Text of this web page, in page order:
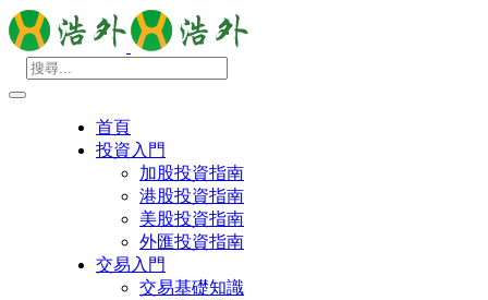
首頁
投資入門
加股投資指南
港股投資指南
美股投資指南
外匯投資指南
交易入門
交易基礎知識